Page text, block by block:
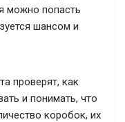
можно попасть
шансом и
проверят, как
и понимать, что
коробок, их